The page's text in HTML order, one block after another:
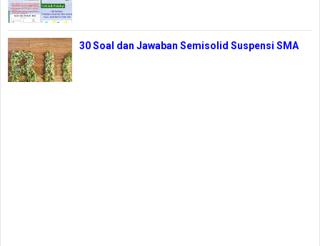
30 Soal dan Jawaban Semisolid Suspensi SMA